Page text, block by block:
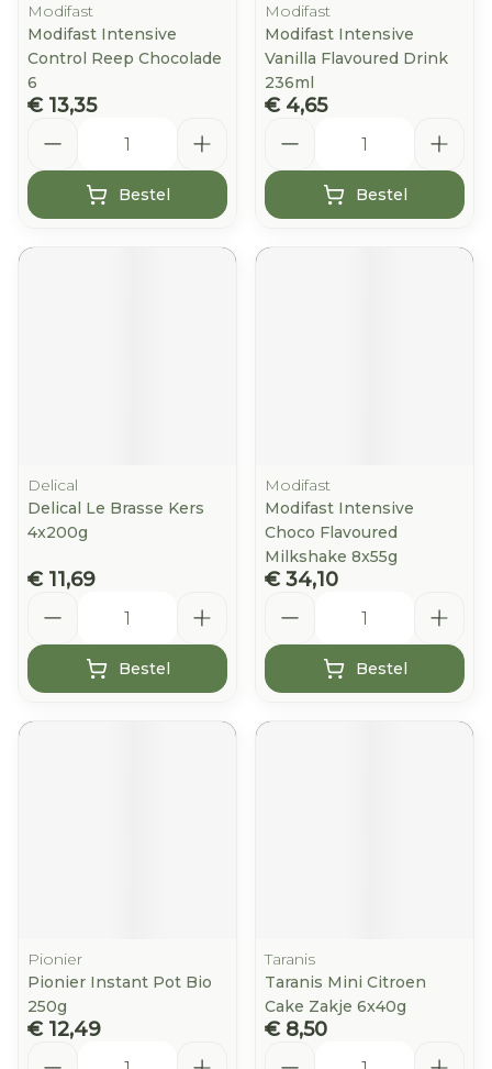
Modifast
Modifast Intensive
Control Reep Chocolade
6
€ 13,35
Bestel
Modifast
Modifast Intensive
Vanilla Flavoured Drink
236ml
€ 4,65
Bestel
Delical
Delical Le Brasse Kers
4x200g
€ 11,69
Bestel
Modifast
Modifast Intensive
Choco Flavoured
Milkshake 8x55g
€ 34,10
Bestel
Pionier
Pionier Instant Pot Bio
250g
€ 12,49
Taranis
Taranis Mini Citroen
Cake Zakje 6x40g
€ 8,50